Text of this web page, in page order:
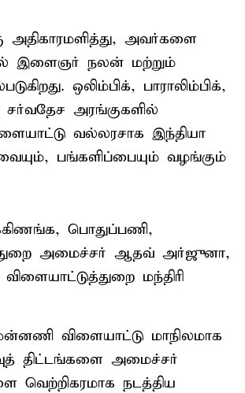
அவர்களை
இளைஞர் நலன் மற்றும்
ஒலிம்பிக், பாராலிம்பிக்,
அரங்குகளில்
வல்லரசாக இந்தியா
பங்களிப்பையும் வழங்கும்
பொதுப்பணி,
அமைச்சர் ஆதவ் அர்ஜுனா,
மந்திரி
விளையாட்டு மாநிலமாக
திட்டங்களை அமைச்சர்
வெற்றிகரமாக நடத்திய